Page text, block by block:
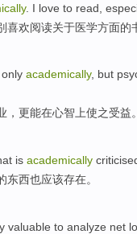
. I love to read
喜欢阅读关于医学方面的
only academically, but
，更能在心智上使之受益。
is academically
东西也应该存在。
valuable to analyze net